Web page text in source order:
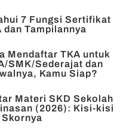
7 Fungsi Sertifikat
dan Tampilannya
Mendaftar TKA untuk
SMK/Sederajat dan
Kamu Siap?
Materi SKD Sekolah
(2026): Kisi-kisi
Skornya